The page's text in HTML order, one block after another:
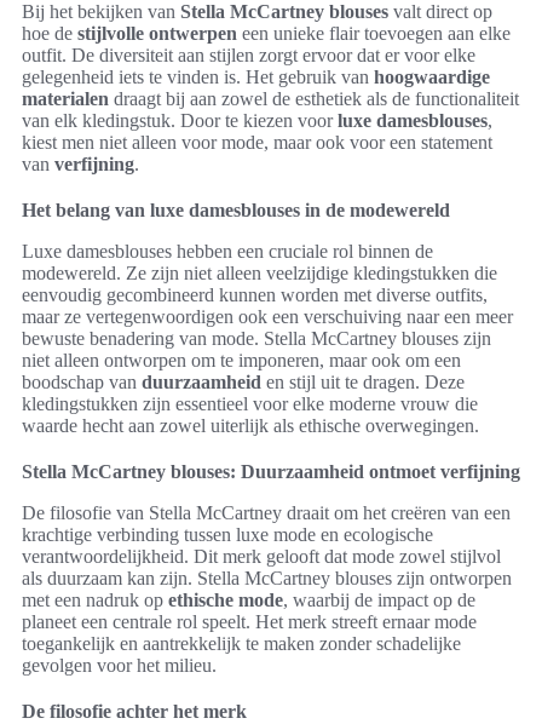
Bij het bekijken van Stella McCartney blouses valt direct op
hoe de stijlvolle ontwerpen een unieke flair toevoegen aan elke
outfit. De diversiteit aan stijlen zorgt ervoor dat er voor elke
gelegenheid iets te vinden is. Het gebruik van hoogwaardige
materialen draagt bij aan zowel de esthetiek als de functionaliteit
van elk kledingstuk. Door te kiezen voorluxe damesblouses,
kiest men niet alleen voor mode, maar ook voor een statement
van verfijning.
Het belang van luxe damesblouses in de modewereld
Luxe damesblouses hebben een cruciale rol binnen de
modewereld. Ze zijn niet alleen veelzijdige kledingstukken die
eenvoudig gecombineerd kunnen worden met diverse outfits,
maar ze vertegenwoordigen ook een verschuiving naar een meer
bewuste benadering van mode. Stella McCartney blouses zijn
niet alleen ontworpen om te imponeren, maar ook om een
boodschap van duurzaamheid en stijl uit te dragen. Deze
kledingstukken zijn essentieel voor elke moderne vrouw die
waarde hecht aan zowel uiterlijk als ethische overwegingen.
Stella McCartney blouses: Duurzaamheid ontmoet verfijning
De filosofie van Stella McCartney draait om het creëren van een
krachtige verbinding tussen luxe mode en ecologische
verantwoordelijkheid. Dit merk gelooft dat mode zowel stijlvol
als duurzaam kan zijn. Stella McCartney blouses zijn ontworpen
met een nadruk op ethische mode, waarbij de impact op de
planeet een centrale rol speelt. Het merk streeft ernaar mode
toegankelijk en aantrekkelijk te maken zonder schadelijke
gevolgen voor het milieu.
De filosofie achter het merk